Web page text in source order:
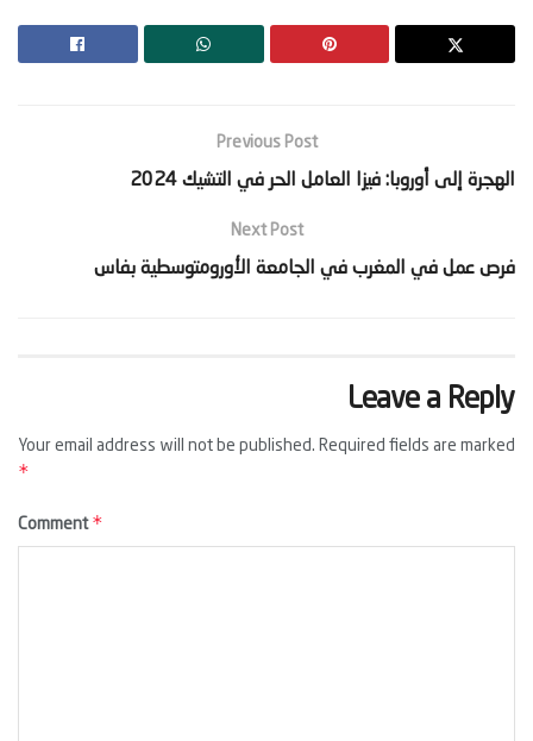
Previous Post
‫الهجرة إلى أوروبا: فيزا العامل الحر في التشيك 2024‬
Next Post
‫فرص عمل في المغرب في الجامعة الأورومتوسطية بفاس‬
Leave a Reply
Your email address will not be published. Required fields are marked
*
Comment *